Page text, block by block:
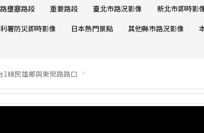
壅塞路段 重要路段 臺北市路況影像 新北市即時影
署防災即時影像 日本熱門景點 其他縣市路況影像
1線民雄鄉與東榮路路口